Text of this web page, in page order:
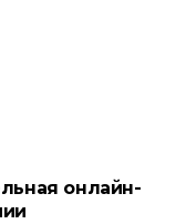
онлайн-